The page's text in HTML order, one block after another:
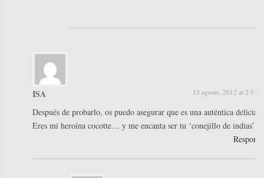
ISA 13 agosto, 2012 at 2:11
Después de probarlo, os puedo asegurar que es una auténtica delicia!
Eres mi heroína cocotte… y me encanta ser tu ‘conejillo de indias’